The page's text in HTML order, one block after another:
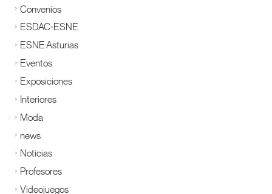
Convenios
ESDAC-ESNE
ESNE Asturias
Eventos
Exposiciones
Interiores
Moda
news
Noticias
Profesores
Videojuegos